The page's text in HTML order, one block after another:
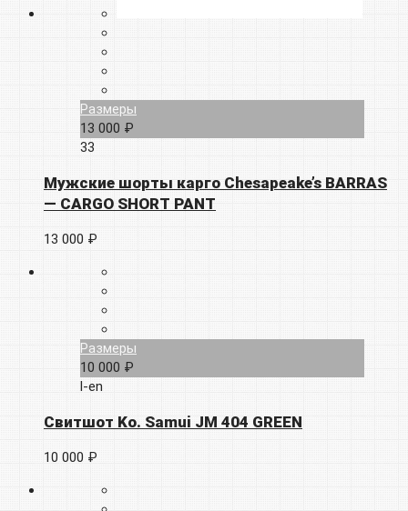
Размеры
13 000 ₽
33
Мужские шорты карго Chesapeake’s BARRAS
— CARGO SHORT PANT
13 000 ₽
Размеры
10 000 ₽
l-en
Свитшот Ko. Samui JM 404 GREEN
10 000 ₽